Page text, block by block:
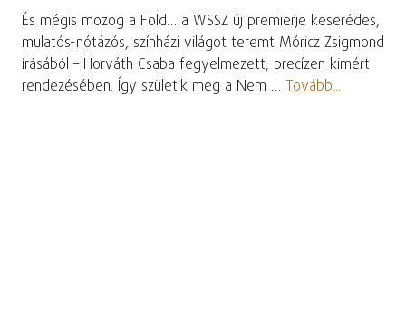
És mégis mozog a Föld… a WSSZ új premierje keserédes,
mulatós-nótázós, színházi világot teremt Móricz Zsigmond
írásából – Horváth Csaba fegyelmezett, precízen kimért
rendezésében. Így születik meg a Nem … Tovább...